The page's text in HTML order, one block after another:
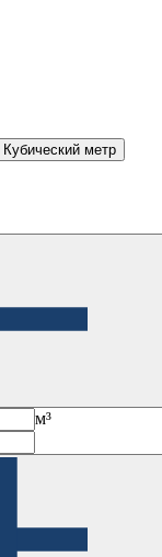
Кубический метр
м³